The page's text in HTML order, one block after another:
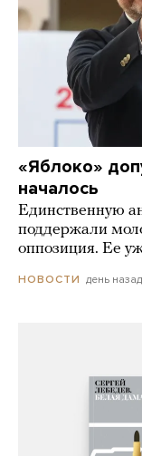
«Яблоко»
началось
Единственную
поддержали
оппозиция. Ее
НОВОСТИ день назад